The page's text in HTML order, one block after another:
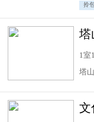
拎
1室
塔